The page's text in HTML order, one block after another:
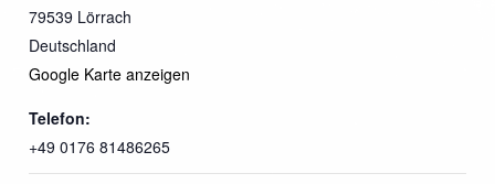
79539 Lörrach
Deutschland
Google Karte anzeigen
Telefon:
+49 0176 81486265